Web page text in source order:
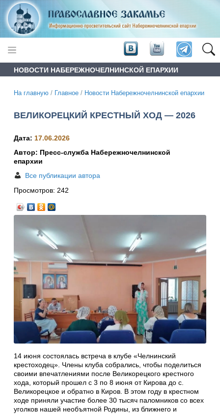
НОВОСТИ НАБЕРЕЖНОЧЕЛНИНСКОЙ ЕПАРХИИ
На главную / Главное / Новости Набережночелнинской епархии
ВЕЛИКОРЕЦКИЙ КРЕСТНЫЙ ХОД — 2026
Дата: 17.06.2026
Автор: Пресс-служба Набережночелнинской
епархии
Все публикации автора
Просмотров: 242
14 июня состоялась встреча в клубе «Челнинский
крестоходец». Члены клуба собрались, чтобы поделиться
своими впечатлениями после Великорецкого крестного
хода, который прошел с 3 по 8 июня от Кирова до с.
Великорецкое и обратно в Киров. В этом году в крестном
ходе приняли участие более 30 тысяч паломников со всех
уголков нашей необъятной Родины, из ближнего и